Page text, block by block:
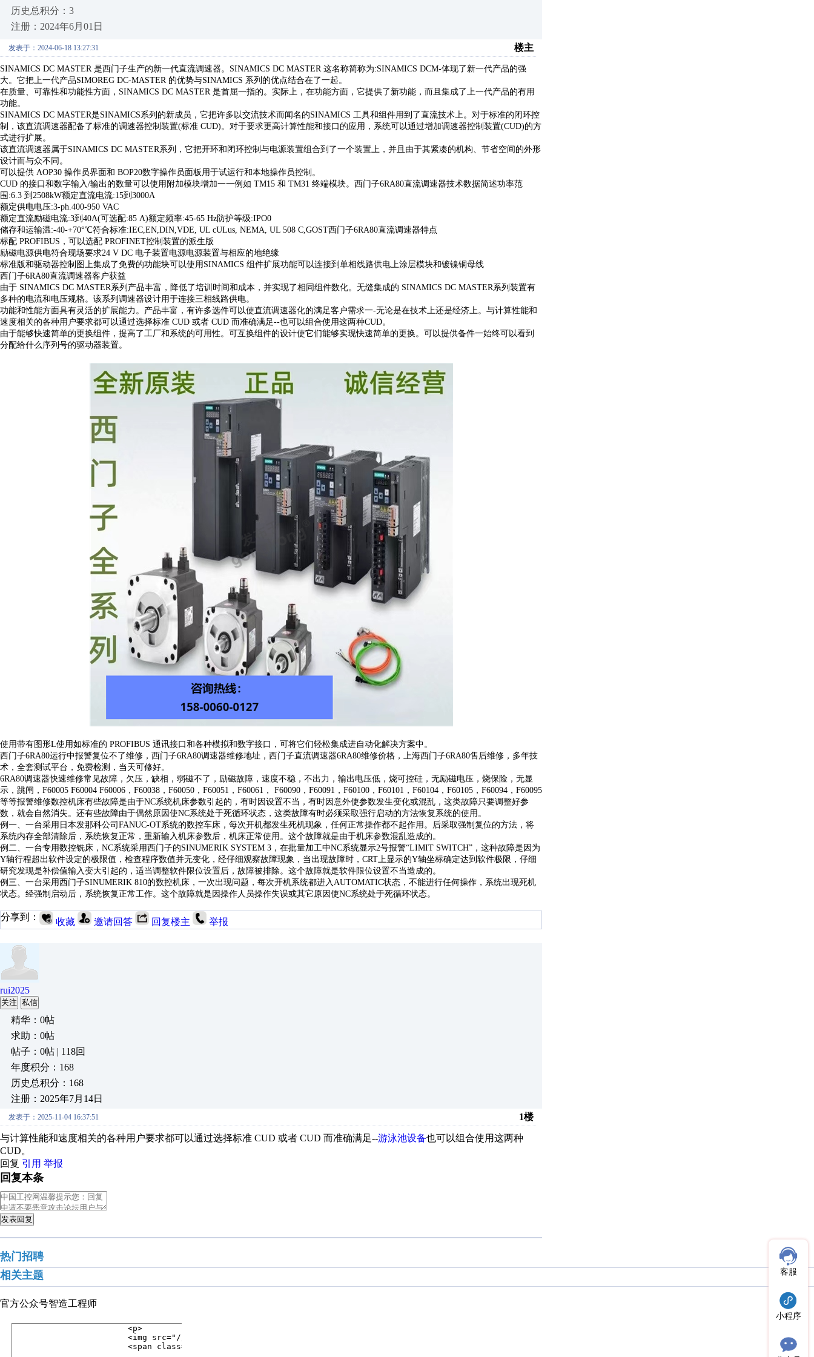
历史总积分：3
注册：2024年6月01日
发表于：2024-06-18 13:27:31 楼主
SINAMICS DC MASTER 是西门子生产的新一代直流调速器。SINAMICS DC MASTER 这名称简称为:SINAMICS DCM-体现了新一代产品的强
大。它把上一代产品SIMOREG DC-MASTER 的优势与SINAMICS 系列的优点结合在了一起。
在质量、可靠性和功能性方面， SINAMICS DC MASTER 是首屈一指的。实际上，在功能方面，它提供了新功能，而且集成了上一代产品的有用
功能。
SINAMICS DC MASTER是SINAMICS系列的新成员，它把许多以交流技术而闻名的SINAMICS 工具和组件用到了直流技术上。对于标准的闭环控
制，该直流调速器配备了标准的调速器控制装置(标准 CUD)。对于要求更高计算性能和接口的应用，系统可以通过增加调速器控制装置(CUD)的方
式进行扩展。
该直流调速器属于SINAMICS DC MASTER系列，它把开环和闭环控制与电源装置组合到了一个装置上，并且由于其紧凑的机构、节省空间的外形
设计而与众不同。
可以提供 AOP30 操作员界面和 BOP20数字操作员面板用于试运行和本地操作员控制。
CUD 的接口和数字输入/输出的数量可以使用附加模块增加一一例如 TM15 和 TM31 终端模块。西门子6RA80直流调速器技术数据简述功率范
围:6.3 到2508kW额定直流电流:15到3000A
额定供电电压:3-ph.400-950 VAC
额定直流励磁电流:3到40A(可选配:85 A)额定频率:45-65 Hz防护等级:IPO0
储存和运输温:-40-+70°℃符合标准:IEC,EN,DIN,VDE, UL cULus, NEMA, UL 508 C,GOST西门子6RA80直流调速器特点
标配 PROFIBUS，可以选配 PROFINET控制装置的派生版
励磁电源供电符合现场要求24 V DC 电子装置电源电源装置与相应的地绝缘
标准版和驱动器控制图上集成了免费的功能块可以使用 SINAMICS 组件扩展功能可以连接到单相线路供电上涂层模块和镀镍铜母线
西门子6RA80直流调速器客户获益
由于 SINAMICS DC MASTER系列产品丰富，降低了培训时间和成本，并实现了相同组件数化。无缝集成的 SINAMICS DC MASTER系列装置有
多种的电流和电压规格。该系列调速器设计用于连接三相线路供电。
功能和性能方面具有灵活的扩展能力。产品丰富，有许多选件可以使直流调速器化的满足客户需求一-无论是在技术上还是经济上。与计算性能和
速度相关的各种用户要求都可以通过选择标准 CUD 或者 CUD 而准确满足--也可以组合使用这两种CUD。
由于能够快速简单的更换组件，提高了工厂和系统的可用性。可互换组件的设计使它们能够实现快速简单的更换。可以提供备件一始终可以看到
分配给什么序列号的驱动器装置。
使用带有图形L使用如标准的 PROFIBUS 通讯接口和各种模拟和数字接口，可将它们轻松集成进自动化解决方案中。
西门子6RA80运行中报警复位不了维修，西门子6RA80调速器维修地址，西门子直流调速器6RA80维修价格，上海西门子6RA80售后维修，多年技
术，全套测试平台，免费检测，当天可修好。
6RA80调速器快速维修常见故障，欠压，缺相，弱磁不了，励磁故障，速度不稳，不出力，输出电压低，烧可控硅，无励磁电压，烧保险，无显
示，跳闸，F60005 F60004 F60006，F60038，F60050，F60051，F60061， F60090，F60091，F60100，F60101，F60104，F60105，F60094，F60095
等等报警维修数控机床有些故障是由于NC系统机床参数引起的，有时因设置不当，有时因意外使参数发生变化或混乱，这类故障只要调整好参
数，就会自然消失。还有些故障由于偶然原因使NC系统处于死循环状态，这类故障有时必须采取强行启动的方法恢复系统的使用。
例一、一台采用日本发那科公司 FANUC-OT系统的数控车床，每次开机都发生死机现象，任何正常操作都不起作用。后采取强制复位的方法，将
系统内存全部清除后，系统恢复正常，重新输入机床参数后，机床正常使用。这个故障就是由于机床参数混乱造成的。
例二、一台专用数控铣床， NC系统采用西门子的SINUMERIK SYSTEM 3，在批量加工中NC系统显示2号报警“LIMIT SWITCH”，这种故障是因为
Y轴行程超出软件设定的极限值，检查程序数值并无变化，经仔细观察故障现象，当出现故障时，CRT上显示的Y轴坐标确定达到软件极限，仔细
研究发现是补偿值输入变大引起的，适当调整软件限位设置后，故障被排除。这个故障就是软件限位设置不当造成的。
例三、一台采用西门子SINUMERIK 810的数控机床，一次出现问题，每次开机系统都进入AUTOMATIC状态，不能进行任何操作，系统出现死机
状态。经强制启动后，系统恢复正常工作。这个故障就是因操作人员操作失误或其它原因使NC系统处于死循环状态。
分享到： 收藏 邀请回答 回复楼主 举报
rui2025
关注 私信
精华：0帖
求助：0帖
帖子：0帖 | 118回
年度积分：168
历史总积分：168
注册：2025年7月14日
发表于：2025-11-04 16:37:51 1楼
与计算性能和速度相关的各种用户要求都可以通过选择标准 CUD 或者 CUD 而准确满足--游泳池设备也可以组合使用这两种
CUD。
回复 引用 举报
回复本条
发表回复
热门招聘
相关主题
官方公众号智造工程师
客服
小程序